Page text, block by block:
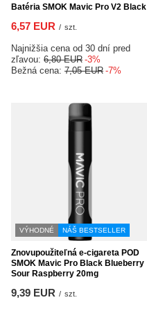
Batéria SMOK Mavic Pro V2 Black
6,57 EUR / szt.
Najnižšia cena od 30 dní pred
zľavou: 6,80 EUR -3%
Bežná cena: 7,05 EUR -7%
VÝHODNÉ NÁŠ BESTSELLER
Znovupoužiteľná e-cigareta POD
SMOK Mavic Pro Black Blueberry
Sour Raspberry 20mg
9,39 EUR / szt.